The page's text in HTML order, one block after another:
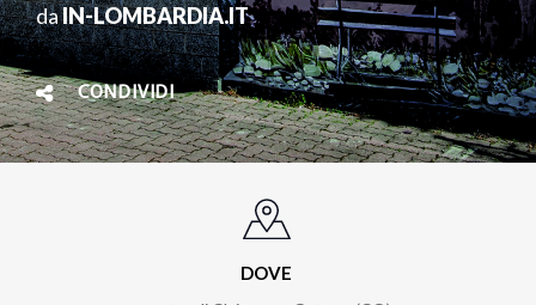
daIN-LOMBARDIA.IT
CONDIVIDI
DOVE